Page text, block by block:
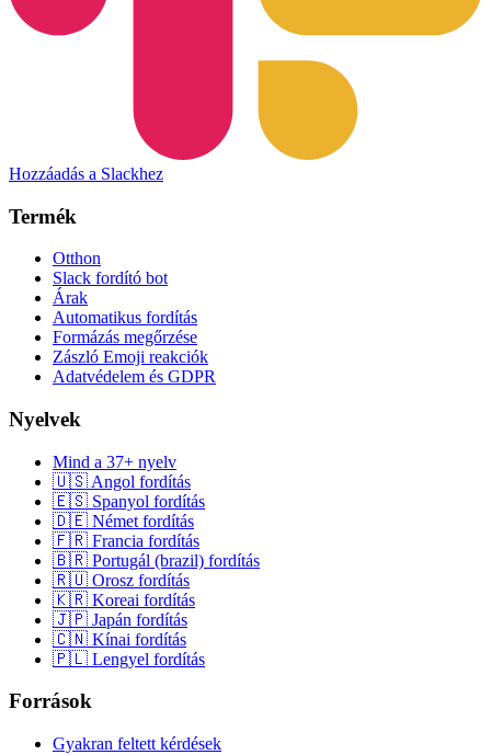
Hozzáadás a Slackhez
Termék
Otthon
Slack fordító bot
Árak
Automatikus fordítás
Formázás megőrzése
Zászló Emoji reakciók
Adatvédelem és GDPR
Nyelvek
Mind a 37+ nyelv
🇺🇸 Angol fordítás
🇪🇸 Spanyol fordítás
🇩🇪 Német fordítás
🇫🇷 Francia fordítás
🇧🇷 Portugál (brazil) fordítás
🇷🇺 Orosz fordítás
🇰🇷 Koreai fordítás
🇯🇵 Japán fordítás
🇨🇳 Kínai fordítás
🇵🇱 Lengyel fordítás
Források
Gyakran feltett kérdések